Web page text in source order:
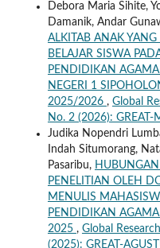
Debora Maria Sihite,
Damanik, Andar
ALKITAB ANAK
BELAJAR SISWA
PENDIDIKAN
NEGERI 1
2025/2026 , Global
No. 2 (2026): GREAT-
Judika Nopendri
Indah Situmorang,
Pasaribu,
PENELITIAN OLEH
MENULIS
PENDIDIKAN
2025 , Global
(2025): GREAT-